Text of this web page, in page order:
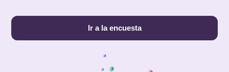
Ir a la encuesta